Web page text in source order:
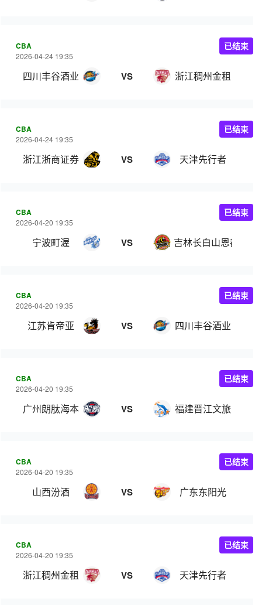
CBA
2026-04-24 19:35
四川丰谷酒业 VS 浙江稠州金租
已结束
CBA
2026-04-24 19:35
浙江浙商证券 VS 天津先行者
已结束
CBA
2026-04-20 19:35
宁波町渥 VS 吉林长白山恩都里
已结束
CBA
2026-04-20 19:35
江苏肯帝亚 VS 四川丰谷酒业
已结束
CBA
2026-04-20 19:35
广州朗肽海本 VS 福建晋江文旅
已结束
CBA
2026-04-20 19:35
山西汾酒 VS 广东东阳光
已结束
CBA
2026-04-20 19:35
浙江稠州金租 VS 天津先行者
已结束